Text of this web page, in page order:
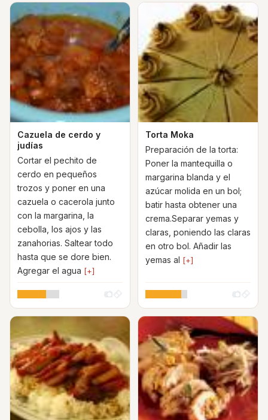
Cazuela de cerdo y
judías
Cortar el pechito de
cerdo en pequeños
trozos y poner en una
cazuela o cacerola junto
con la margarina, la
cebolla, los ajos y las
zanahorias. Saltear todo
hasta que se dore bien.
Agregar el agua [+]
Torta Moka
Preparación de la torta:
Poner la mantequilla o
margarina blanda y el
azúcar molida en un bol;
batir hasta obtener una
crema.Separar yemas y
claras, poniendo las claras
en otro bol. Añadir las
yemas al [+]